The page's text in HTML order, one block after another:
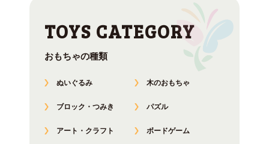
おもちゃの種類
ぬいぐるみ 木のおもちゃ
ブロック・つみき パズル
アート・クラフト ボードゲーム